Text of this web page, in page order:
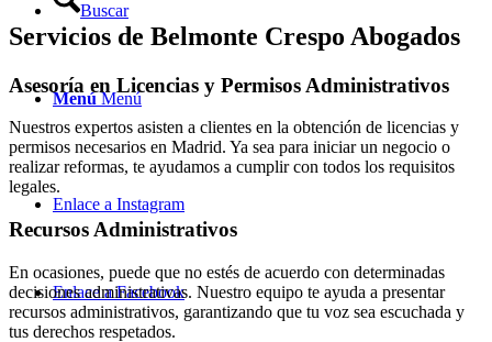
Buscar
Menú Menú
Enlace a Instagram
Enlace a Facebook
Servicios de Belmonte Crespo Abogados
Asesoría en Licencias y Permisos Administrativos
Nuestros expertos asisten a clientes en la obtención de licencias y
permisos necesarios en Madrid. Ya sea para iniciar un negocio o
realizar reformas, te ayudamos a cumplir con todos los requisitos
legales.
Recursos Administrativos
En ocasiones, puede que no estés de acuerdo con determinadas
decisiones administrativas. Nuestro equipo te ayuda a presentar
recursos administrativos, garantizando que tu voz sea escuchada y
tus derechos respetados.